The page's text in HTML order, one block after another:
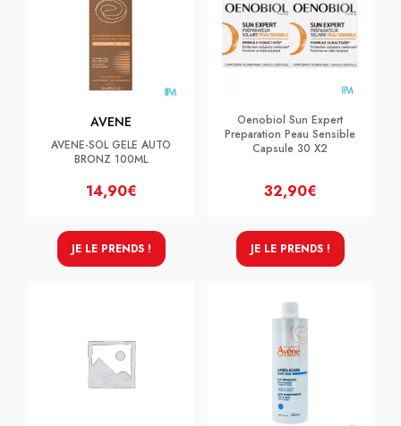
AVENE
AVENE-SOL GELE AUTO
BRONZ 100ML
14,90€
JE LE PRENDS !
Oenobiol Sun Expert
Preparation Peau Sensible
Capsule 30 X2
32,90€
JE LE PRENDS !